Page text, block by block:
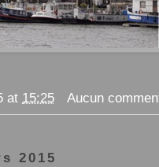
at 15:25 Aucun
2015